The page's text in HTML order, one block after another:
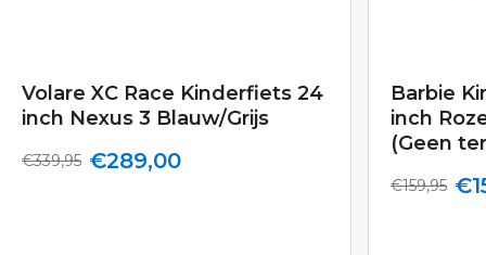
Volare XC Race Kinderfiets 24
inch Nexus 3 Blauw/Grijs
€289,00
€339,95
Barbie
inch
(Geen
€159,95